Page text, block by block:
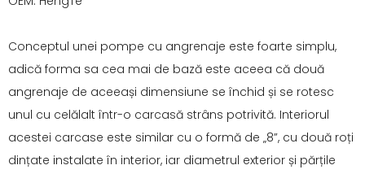
Conceptul unei pompe cu angrenaje este foarte simplu,
adică forma sa cea mai de bază este aceea că două
angrenaje de aceeași dimensiune se închid și se rotesc
unul cu celălalt într-o carcasă strâns potrivită. Interiorul
acestei carcase este similar cu o formă de „8”, cu două roți
dințate instalate în interior, iar diametrul exterior și părțile